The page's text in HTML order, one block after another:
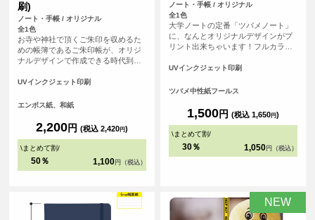
刷)
ノート・手帳 / オリジナル
全1色
お寺や神社で頂くご朱印を収めるた
めの帳簿であるご朱印帳が、オリジ
ナルデザインで作成できる時代到
で作ったデザインをプリントしてMY
好きな友だちへのプレゼントなどに
で、初詣などで他の人と差をつけよ
う！ 表紙の紙は光に当てると微妙に
輝く和風な仕上げになっています。
印帳です。
UVインクジェット印刷
エンボス紙、和紙
2,200円 (税込 2,420円)
\まとめて割/
50％ 1,100 円（税込）
ノート・手帳 / オリジナル
全1色
大学ノートの定番「ツバメノート」
に、なんとオリジナルデザインがプ
リント出来ちゃいます！フルカラー
ジタルのグラフィックもプリント可
なれること間違いなしのアイテムで
UVインクジェット印刷
ツバメ中性紙フールス
1,500円 (税込 1,650円)
\まとめて割/
30％ 1,050 円（税込）
NEW